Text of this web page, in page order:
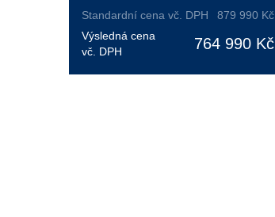
Standardní cena vč. DPH
879 990 Kč
Výsledná cena
vč. DPH
764 990 Kč